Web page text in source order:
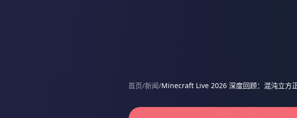
首页/新闻/Minecraft Live 2026 深度回顾：混沌立方